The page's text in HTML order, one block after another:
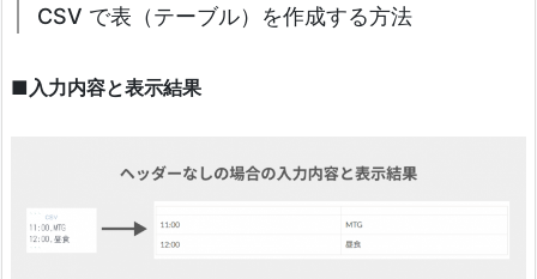
CSV で表（テーブル）を作成する方法
■入力内容と表示結果